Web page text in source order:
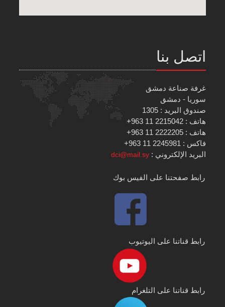
اتصل بنا
غرفة صناعة دمشق
سوريا - دمشق
صندوق البريد : 1305
هاتف : 2215042 11 963+
هاتف : 2222205 11 963+
فاكس : 2245981 11 963+
البريد الإلكتروني :dci@mail.sy
رابط صفحتنا على الفيس بوك
رابط قناتنا على اليوتيوب
رابط قناتنا على التلغرام